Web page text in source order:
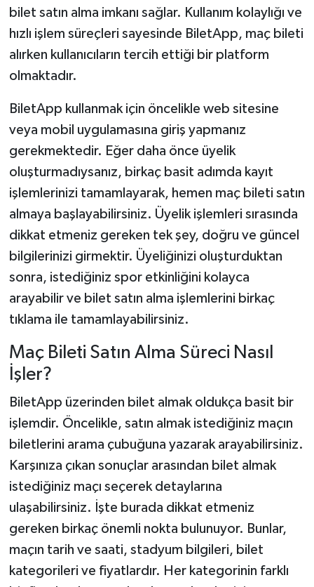
bilet satın alma imkanı sağlar. Kullanım kolaylığı ve
hızlı işlem süreçleri sayesinde BiletApp, maç bileti
alırken kullanıcıların tercih ettiği bir platform
olmaktadır.
BiletApp kullanmak için öncelikle web sitesine
veya mobil uygulamasına giriş yapmanız
gerekmektedir. Eğer daha önce üyelik
oluşturmadıysanız, birkaç basit adımda kayıt
işlemlerinizi tamamlayarak, hemen maç bileti satın
almaya başlayabilirsiniz. Üyelik işlemleri sırasında
dikkat etmeniz gereken tek şey, doğru ve güncel
bilgilerinizi girmektir. Üyeliğinizi oluşturduktan
sonra, istediğiniz spor etkinliğini kolayca
arayabilir ve bilet satın alma işlemlerini birkaç
tıklama ile tamamlayabilirsiniz.
Maç Bileti Satın Alma Süreci Nasıl
İşler?
BiletApp üzerinden bilet almak oldukça basit bir
işlemdir. Öncelikle, satın almak istediğiniz maçın
biletlerini arama çubuğuna yazarak arayabilirsiniz.
Karşınıza çıkan sonuçlar arasından bilet almak
istediğiniz maçı seçerek detaylarına
ulaşabilirsiniz. İşte burada dikkat etmeniz
gereken birkaç önemli nokta bulunuyor. Bunlar,
maçın tarih ve saati, stadyum bilgileri, bilet
kategorileri ve fiyatlardır. Her kategorinin farklı